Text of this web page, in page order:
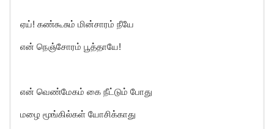
ஏய்! கண்கூசும் மின்சாரம் நீயே
என் நெஞ்சோரம் பூத்தாயே!
என் வெண்மேகம் கை நீட்டும் போது
மழை மூங்கில்கள் யோசிக்காது